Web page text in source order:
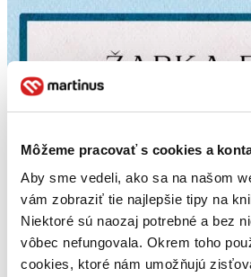
Môžeme pracovať s cookies a
Aby sme vedeli, ako sa na našom
vám zobraziť tie najlepšie tipy na
Niektoré sú naozaj potrebné a bez
vôbec nefungovala. Okrem toho
cookies, ktoré nám umožňujú